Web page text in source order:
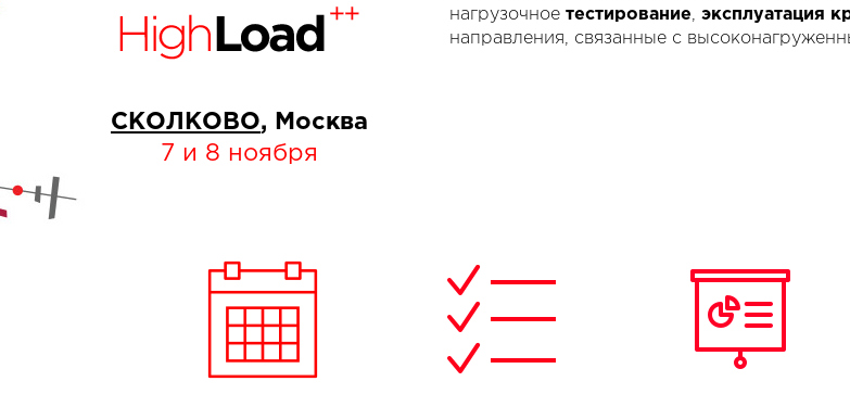
СКОЛКОВО, Москва
7 и 8 ноября
нагрузочное тестирование, эксплуатация
направления, связанные с